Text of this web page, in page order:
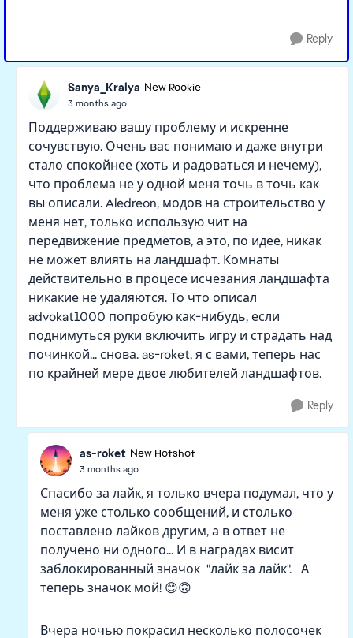
Reply
Sanya_Kralya New Rookie
3 months ago
Поддерживаю вашу проблему и искренне
сочувствую. Очень вас понимаю и даже внутри
стало спокойнее (хоть и радоваться и нечему),
что проблема не у одной меня точь в точь как
вы описали. Aledreon, модов на строительство у
меня нет, только использую чит на
передвижение предметов, а это, по идее, никак
не может влиять на ландшафт. Комнаты
действительно в процесе исчезания ландшафта
никакие не удаляются. То что описал
advokat1000 попробую как-нибудь, если
поднимуться руки включить игру и страдать над
починкой... снова. as-roket, я с вами, теперь нас
по крайней мере двое любителей ландшафтов.
Reply
as-roket New Hotshot
3 months ago
Спасибо за лайк, я только вчера подумал, что у
меня уже столько сообщений, и столько
поставлено лайков другим, а в ответ не
получено ни одного... И в наградах висит
заблокированный значок "лайк за лайк". А
теперь значок мой! 😊🙃
Вчера ночью покрасил несколько полосочек